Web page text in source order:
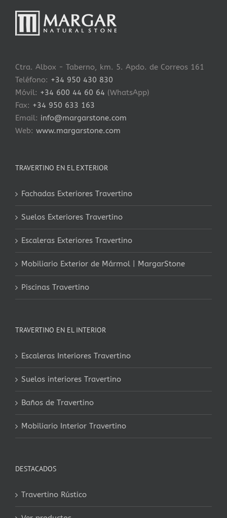
Ctra. Albox - Taberno, km. 5. Apdo. de Correos 161
Teléfono: +34 950 430 830
Móvil: +34 600 44 60 64 (WhatsApp)
Fax: +34 950 633 163
Email: info@margarstone.com
Web: www.margarstone.com
TRAVERTINO EN EL EXTERIOR
Fachadas Exteriores Travertino
Suelos Exteriores Travertino
Escaleras Exteriores Travertino
Mobiliario Exterior de Mármol | MargarStone
Piscinas Travertino
TRAVERTINO EN EL INTERIOR
Escaleras Interiores Travertino
Suelos interiores Travertino
Baños de Travertino
Mobiliario Interior Travertino
DESTACADOS
Travertino Rústico